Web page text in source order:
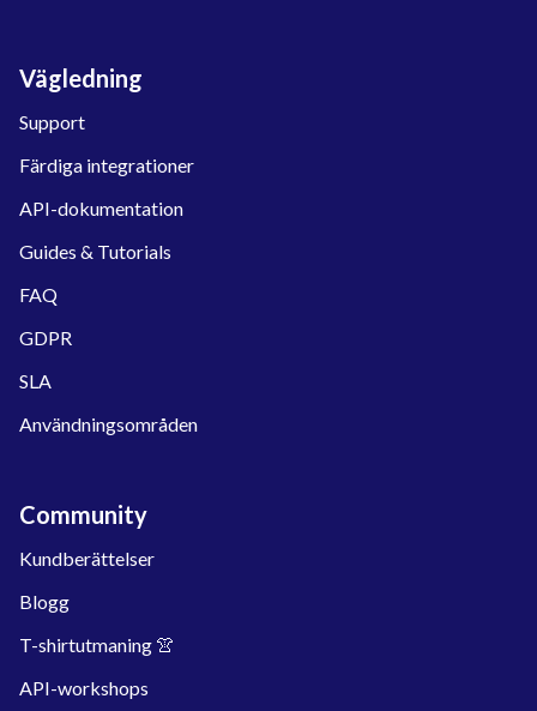
Vägledning
Support
Färdiga integrationer
API-dokumentation
Guides & Tutorials
FAQ
GDPR
SLA
Användningsområden
Community
Kundberättelser
Blogg
T-shirtutmaning 👚
API-workshops